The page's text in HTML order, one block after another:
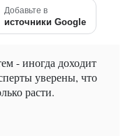
Добавьте в
источники Google
- иногда доходит
уверены, что
расти.